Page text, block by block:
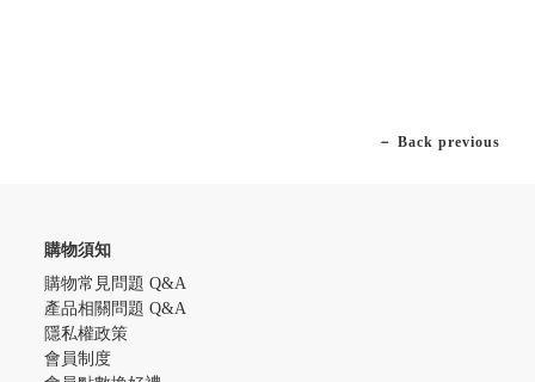
－ Back previous
購物須知
購物常見問題 Q&A
產品相關問題 Q&A
隱私權政策
會員制度